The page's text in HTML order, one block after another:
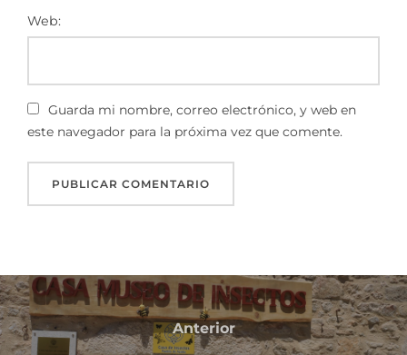
Web:
Guarda mi nombre, correo electrónico, y web en
este navegador para la próxima vez que comente.
Anterior